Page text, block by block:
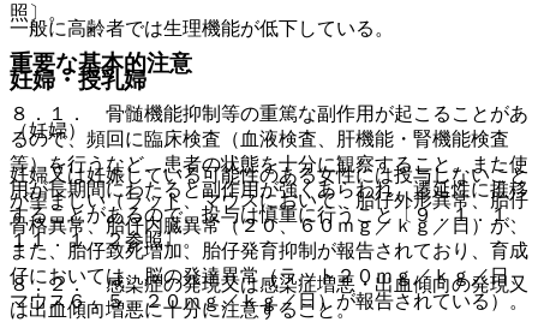
一般に高齢者では生理機能が低下している。
妊婦・授乳婦
（妊婦）
妊婦又は妊娠している可能性のある女性には投与しないこと
が望ましい（ラット、マウスにおいて、胎仔外形異常、胎仔
骨格異常、胎仔内臓異常（２０、６０ｍｇ／ｋｇ／日）が、
また、胎仔致死増加、胎仔発育抑制が報告されており、育成
仔においては、脳の発達異常（ラット２０ｍｇ／ｋｇ／日、
マウス６．５、２０ｍｇ／ｋｇ／日）が報告されている）。
照〕。
重要な基本的注意
８．１． 骨髄機能抑制等の重篤な副作用が起こることがあ
るので、頻回に臨床検査（血液検査、肝機能・腎機能検査
等）を行うなど、患者の状態を十分に観察すること。また使
用が長期間にわたると副作用が強くあらわれ、遷延性に推移
することがあるので、投与は慎重に行うこと〔９．１．１、
１１．１．２参照〕。
８．２． 感染症の発現又は感染症増悪・出血傾向の発現又
は出血傾向増悪に十分に注意すること。